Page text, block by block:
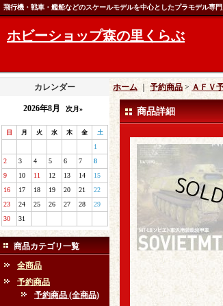
飛行機・戦車・艦船などのスケールモデルを中心としたプラモデル専
ホビーショップ森の里くらぶ
カレンダー
2026年8月 次月»
日 月 火 水 木 金 土
1
2
3 4 5 6 7
8
9
10 11 12 13 14
15
16
17 18 19 20 21
22
23
24 25 26 27 28
29
30
31
商品カテゴリ一覧
全商品
予約商品
予約商品 (全商品)
ホーム 予約商品 > ＡＦＶ
商品詳細